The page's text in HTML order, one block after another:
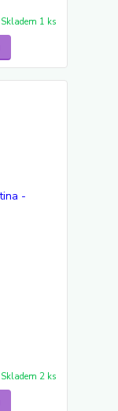
Skladem 1 ks
Skladem 2 ks